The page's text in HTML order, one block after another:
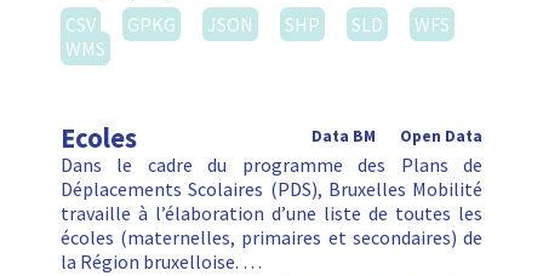
CSV
GPKG JSON SHP SLD
WFS
WMS
Ecoles Open Data
Data BM
Dans le cadre du programme des Plans de
Déplacements Scolaires (PDS), Bruxelles Mobilité
travaille à l’élaboration d’une liste de toutes les
écoles (maternelles, primaires et secondaires) de
la Région bruxelloise. …